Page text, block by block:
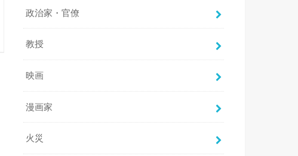
政治家・官僚
教授
映画
漫画家
火災